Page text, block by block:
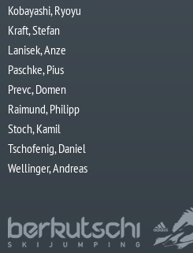
Kobayashi, Ryoyu
Kraft, Stefan
Lanisek, Anze
Paschke, Pius
Prevc, Domen
Raimund, Philipp
Stoch, Kamil
Tschofenig, Daniel
Wellinger, Andreas